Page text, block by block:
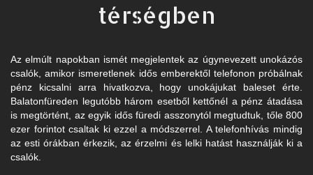
térségben
Az elmúlt napokban ismét megjelentek az úgynevezett unokázós
csalók, amikor ismeretlenek idős emberektől telefonon próbálnak
pénz kicsalni arra hivatkozva, hogy unokájukat baleset érte.
Balatonfüreden legutóbb három esetből kettőnél a pénz átadása
is megtörtént, az egyik idős füredi asszonytól megtudtuk, tőle 800
ezer forintot csaltak ki ezzel a módszerrel. A telefonhívás mindig
az esti órákban érkezik, az érzelmi és lelki hatást használják ki a
csalók.